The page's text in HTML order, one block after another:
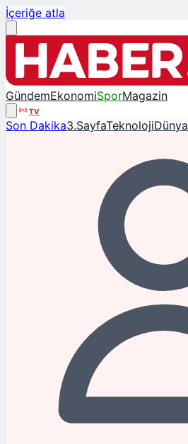
İçeriğe atla
GündemEkonomiSporMagazin
TV
Son Dakika3.SayfaTeknolojiDünya